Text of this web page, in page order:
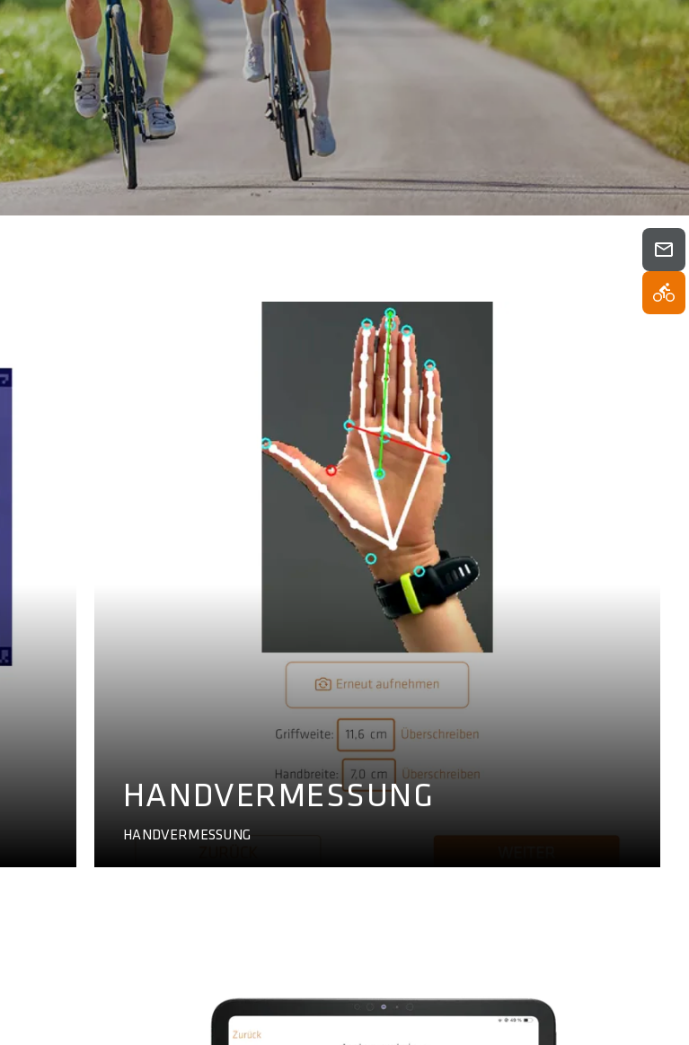
HANDVERMESSUNG
HANDVERMESSUNG